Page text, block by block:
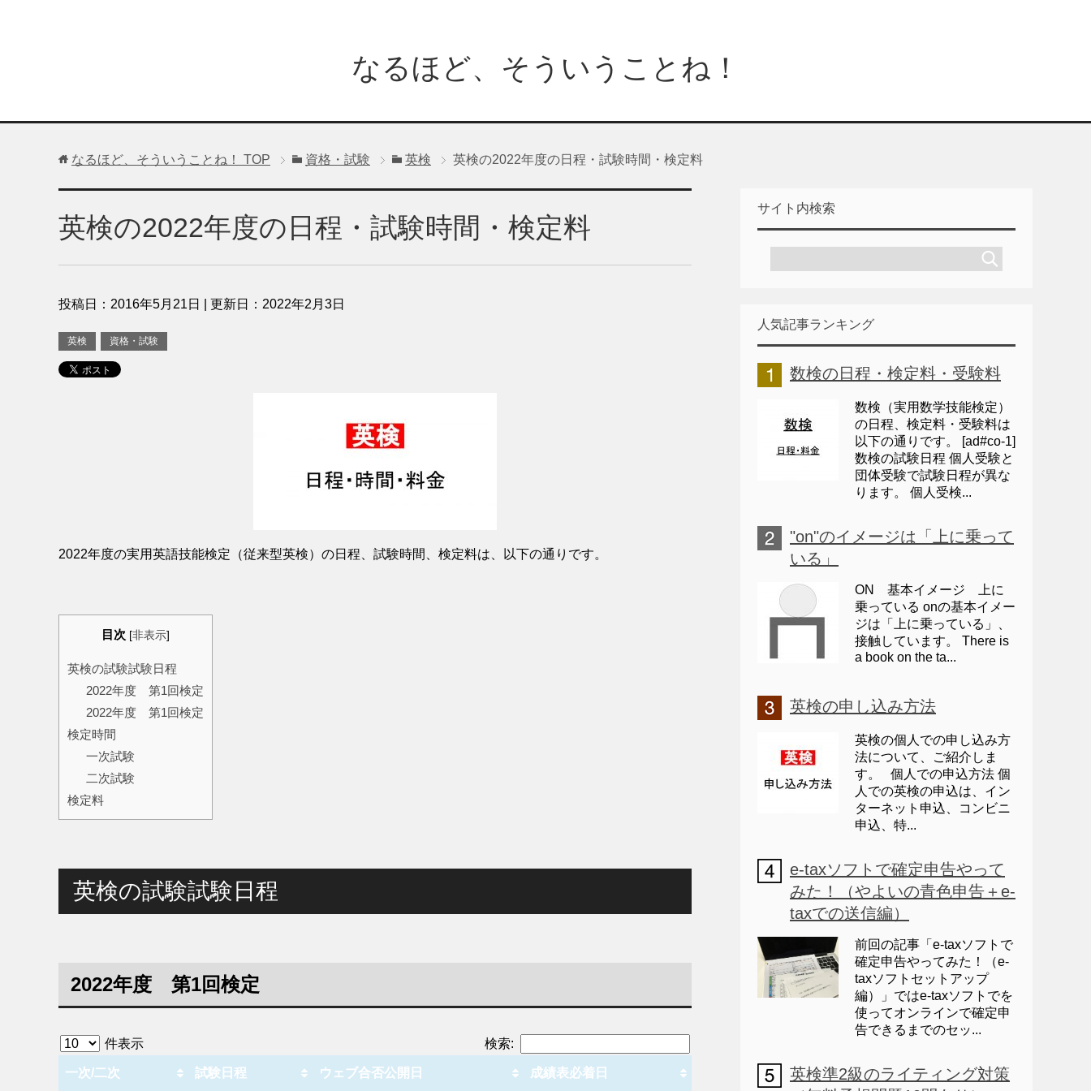
なるほど、そういうことね！
なるほど、そういうことね！ TOP 資格・試験 英検 英検の2022年度の日程・試験時間・検定料
英検の2022年度の日程・試験時間・検定料
投稿日： 2016年5月21日 | 更新日： 2022年2月3日
英検 資格・試験
2022年度の実用英語技能検定（従来型英検）の日程、試験時間、検定料は、以下の通りです。
目次 [非表示]
英検の試験試験日程
2022年度 第1回検定
2022年度 第1回検定
検定時間
一次試験
二次試験
検定料
英検の試験試験日程
2022年度 第1回検定
件表示 検索:
一次/二次 試験日程 ウェブ合否公開日 成績表必着日
サイト内検索
人気記事ランキング
数検の日程・検定料・受験料
数検（実用数学技能検定）
の日程、検定料・受験料は
以下の通りです。 [ad#co-1]
数検の試験日程 個人受験と
団体受験で試験日程が異な
ります。 個人受検...
"on"のイメージは「上に乗って
いる」
ON 基本イメージ 上に
乗っている onの基本イメー
ジは「上に乗っている」、
接触しています。 There is
a book on the ta...
英検の申し込み方法
英検の個人での申し込み方
法について、ご紹介しま
す。 個人での申込方法 個
人での英検の申込は、イン
ターネット申込、コンビニ
申込、特...
e-taxソフトで確定申告やって
みた！（やよいの青色申告＋e-
taxでの送信編）
前回の記事「e-taxソフトで
確定申告やってみた！（e-
taxソフトセットアップ
編）」ではe-taxソフトでを
使ってオンラインで確定申
告できるまでのセッ...
英検準2級のライティング対策